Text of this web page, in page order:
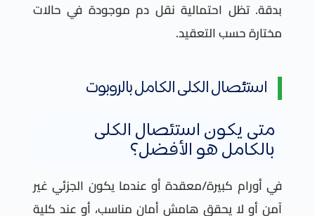
بدقة. تظل احتمالية نقل دم موجودة في حالات
مختارة حسب التعقيد.
استئصال الكلى الكامل بالروبوت
متى يكون استئصال الكلى
بالكامل هو الأفضل؟
في أورام كبيرة/معقدة أو عندما يكون الجزئي غير
آمن أو لا يحقق هامش أمان مناسب، أو عند كلية